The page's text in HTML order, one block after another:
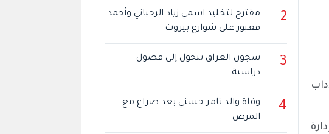
الآداب
2
مقترح لتخليد اسمي زياد الرحباني وأحمد
قعبور على شوارع بيروت
3
سجون العراق تتحول إلى فصول
دراسية
4
وفاة والد تامر حسني بعد صراع مع
المرض